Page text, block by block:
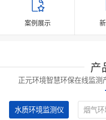
案例展示
产
正元环境智慧环保在线监
水质环境监测仪 烟气